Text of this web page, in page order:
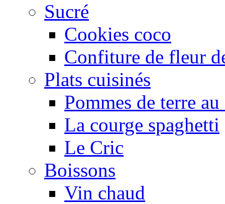
Sucré
Cookies coco
Confiture de fleur
Plats cuisinés
Pommes de terre
La courge spaghetti
Le Cric
Boissons
Vin chaud